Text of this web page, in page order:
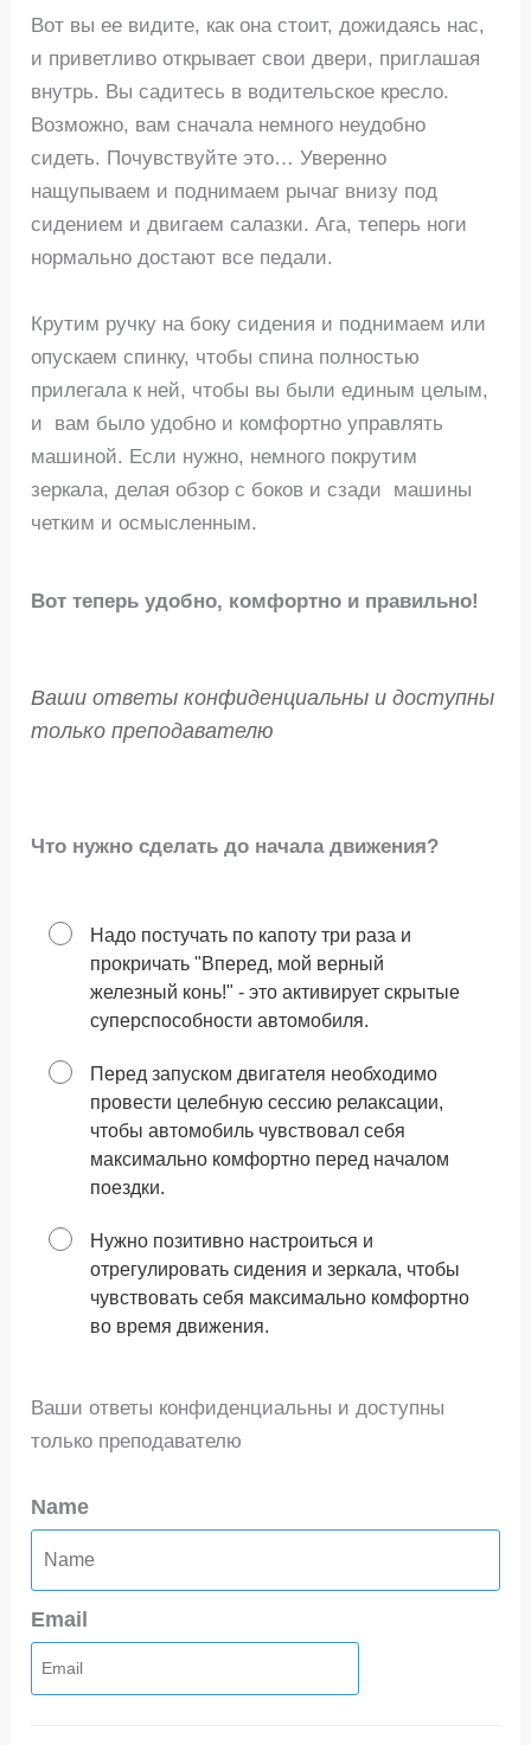
Вот вы ее видите, как она стоит, дожидаясь нас,
и приветливо открывает свои двери, приглашая
внутрь. Вы садитесь в водительское кресло.
Возможно, вам сначала немного неудобно
сидеть. Почувствуйте это… Уверенно
нащупываем и поднимаем рычаг внизу под
сидением и двигаем салазки. Ага, теперь ноги
нормально достают все педали.
Крутим ручку на боку сидения и поднимаем или
опускаем спинку, чтобы спина полностью
прилегала к ней, чтобы вы были единым целым,
и вам было удобно и комфортно управлять
машиной. Если нужно, немного покрутим
зеркала, делая обзор с боков и сзади машины
четким и осмысленным.
Вот теперь удобно, комфортно и правильно!
Ваши ответы конфиденциальны и доступны
только преподавателю
Что нужно сделать до начала движения?
Надо постучать по капоту три раза и
прокричать "Вперед, мой верный
железный конь!" - это активирует скрытые
суперспособности автомобиля.
Перед запуском двигателя необходимо
провести целебную сессию релаксации,
чтобы автомобиль чувствовал себя
максимально комфортно перед началом
поездки.
Нужно позитивно настроиться и
отрегулировать сидения и зеркала, чтобы
чувствовать себя максимально комфортно
во время движения.
Ваши ответы конфиденциальны и доступны
только преподавателю
Name
Email